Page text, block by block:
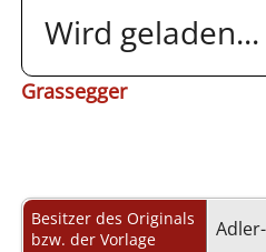
Wird geladen...
Grassegger
Besitzer des Originals
bzw. der Vorlage